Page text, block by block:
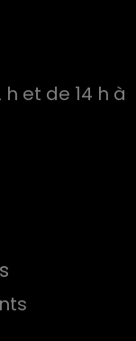
et de 14 h à